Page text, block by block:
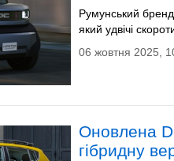
Румунський
який удвічі
06 жовтня 2025,
Оновлена
гібридну